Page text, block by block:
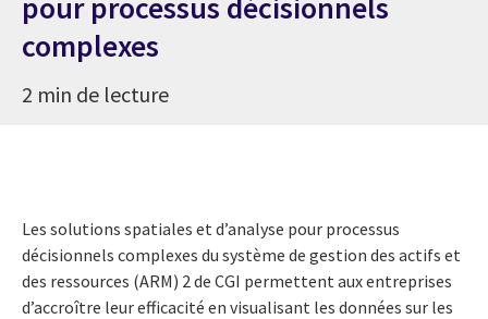
complexes
2 min de lecture
Les solutions spatiales et d’analyse pour processus
décisionnels complexes du système de gestion des actifs et
des ressources (ARM) 2 de CGI permettent aux entreprises
d’accroître leur efficacité en visualisant les données sur les